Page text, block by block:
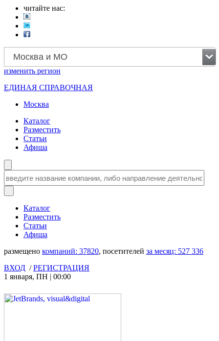
читайте нас:
Москва и МО
изменить регион
ЕДИНАЯ СПРАВОЧНАЯ
Москва
Каталог
Разместить
Статьи
Афиша
Каталог
Разместить
Статьи
Афиша
размещено компаний: 37820, посетителей за месяц: 527 336
ВХОД /РЕГИСТРАЦИЯ
1 января, ПН | 00:00